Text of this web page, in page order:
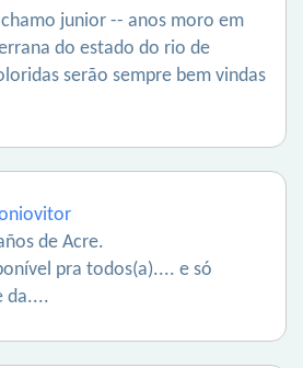
junior -- anos moro em
do estado do rio de
serão sempre bem vindas
de Acre.
pra todos(a).... e só
da....